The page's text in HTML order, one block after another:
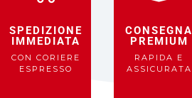
SPEDIZIONE
IMMEDIATA
CON CORIERE
ESPRESSO
CONSEGNA
PREMIUM
RAPIDA E
ASSICURATA